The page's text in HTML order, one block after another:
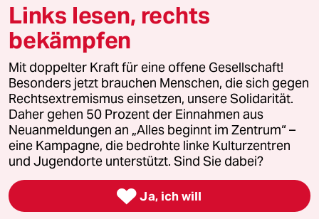
© 2026 taz Verlags und Vertriebs GmbH
Alle Rechte vorbehalten. Bei rechtlichen Fragen oder für Genehmigungen
wenden Sie sich bitte an
lizenzen@taz.de
Feedback Redaktionsstatut Kommune-Richtlinien
Leitlinie Informant Datenschutz Impressum AGB
Seitenwende Einwilligungen widerrufen (Ads)
Links lesen, rechts
bekämpfen
Mit doppelter Kraft für eine offene Gesellschaft!
Besonders jetzt brauchen Menschen, die sich gegen
Rechtsextremismus einsetzen, unsere Solidarität.
Daher gehen 50 Prozent der Einnahmen aus
Neuanmeldungen an „Alles beginnt im Zentrum“ –
eine Kampagne, die bedrohte linke Kulturzentren
und Jugendorte unterstützt. Sind Sie dabei?
 Ja, ich will